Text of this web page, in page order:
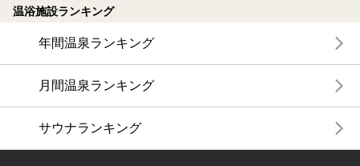
温浴施設ランキング
年間温泉ランキング
月間温泉ランキング
サウナランキング